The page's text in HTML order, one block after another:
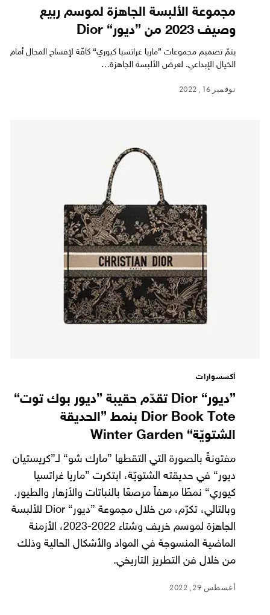
مجموعة الألبسة الجاهزة لموسم ربيع
وصيف 2023 من ”ديور“ Dior
يتمّ تصميم مجموعات ”ماريا غراتسيا كيوري“ كافّة لإفساح المجال أمام
الخيال الإبداعي. لعرض الألبسة الجاهزة…
نوفمبر 16, 2022
أكسسوارات
”ديور“ Dior تقدّم حقيبة ”ديور بوك توت“
Dior Book Tote بنمط ”الحديقة
الشتويّة“ Winter Garden
مفتونةً بالصورة التي التقطها ”مارك شو“ لـ”كريستيان
ديور“ في حديقته الشتويّة، ابتكرت ”ماريا غراتسيا
كيوري“ نمطًا مرهفاً مرصعًا بالنباتات والأزهار والطيور.
وبالتالي، تكرّم، من خلال مجموعة ”ديور“ Dior للألبسة
الجاهزة لموسم خريف وشتاء 2022-2023، الأزمنة
الماضية المنسوجة في المواد والأشكال الحالية وذلك
من خلال فن التطريز التاريخي.
أغسطس 29, 2022